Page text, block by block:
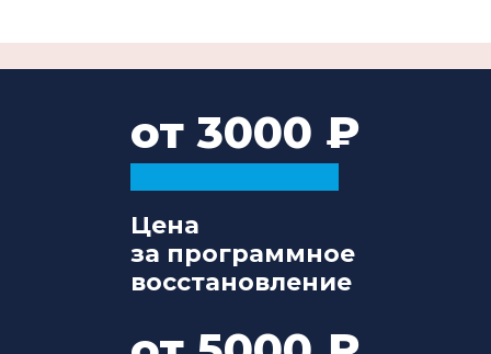
от 3000
Цена
за программное
восстановление